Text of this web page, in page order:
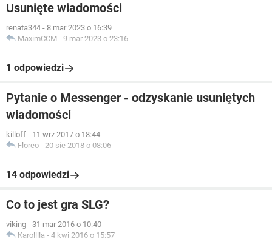
Usunięte wiadomości
renata344 - 8 mar 2023 o 16:39
MaximCCM - 9 mar 2023 o 23:16
1 odpowiedzi
Pytanie o Messenger - odzyskanie usuniętych
wiadomości
killoff - 11 wrz 2017 o 18:44
Floreo - 20 sie 2018 o 08:06
14 odpowiedzi
Co to jest gra SLG?
viking - 31 mar 2016 o 10:40
Karolllla - 4 kwi 2016 o 15:57